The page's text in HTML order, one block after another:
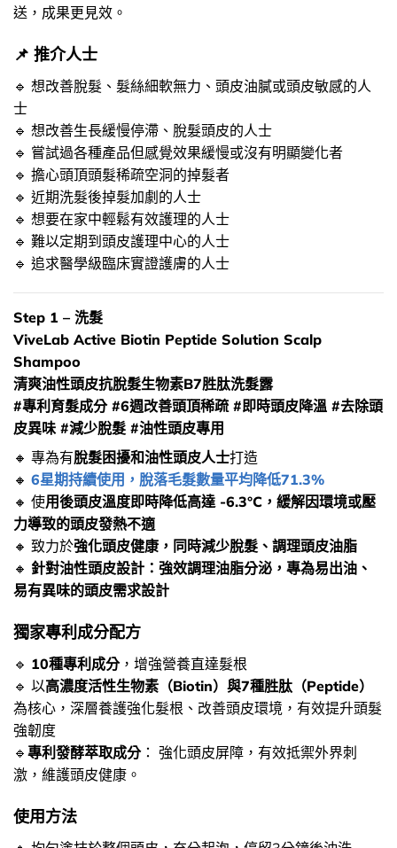
送，成果更見效。
📌​ 推介人士
🔹 想改善脫髮、髮絲細軟無力、頭皮油膩或頭皮敏感的人
士
🔹 想改善生長緩慢停滯、脫髮頭皮的人士
🔹 嘗試過各種產品但感覺效果緩慢或沒有明顯變化者
🔹 擔心頭頂頭髮稀疏空洞的掉髮者
🔹 近期洗髮後掉髮加劇的人士
🔹 想要在家中輕鬆有效護理的人士
🔹 難以定期到頭皮護理中心的人士
🔹 追求醫學級臨床實證護膚的人士
Step 1 – 洗髮
ViveLab Active Biotin Peptide Solution Scalp
Shampoo
清爽油性頭皮抗脫髮生物素B7胜肽洗髮露
#專利育髮成分 #6週改善頭頂稀疏 #即時頭皮降溫 #去除頭
皮異味 #減少脫髮 #油性頭皮專用
🔸 專為有脫髮困擾和油性頭皮人士打造
🔸 6星期持續使用，脫落毛髮數量平均降低71.3%
🔸 使用後頭皮溫度即時降低高達 -6.3°C，緩解因環境或壓
力導致的頭皮發熱不適
🔸 致力於強化頭皮健康，同時減少脫髮、調理頭皮油脂
🔸 針對油性頭皮設計：強效調理油脂分泌，專為易出油、
易有異味的頭皮需求設計
獨家專利成分配方
🔹 10種專利成分，增強營養直達髮根
🔹 以高濃度活性生物素（Biotin）與7種胜肽（Peptide）
為核心，深層養護強化髮根、改善頭皮環境，有效提升頭髮
強韌度
🔹 專利發酵萃取成分： 強化頭皮屏障，有效抵禦外界刺
激，維護頭皮健康。
使用方法